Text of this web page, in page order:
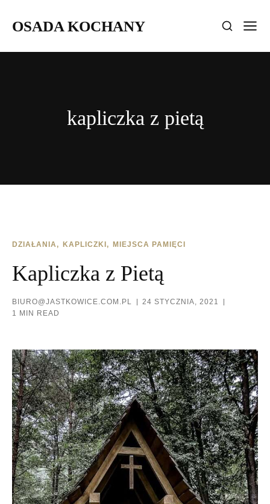
OSADA KOCHANY
kapliczka z pietą
DZIAŁANIA KAPLICZKI MIEJSCA PAMIĘCI
Kapliczka z Pietą
BIURO@JASTKOWICE.COM.PL
24 STYCZNIA, 2021
1 MIN READ